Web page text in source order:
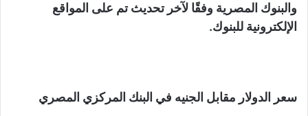
والبنوك المصرية وفقًا لآخر تحديث تم على المواقع
الإلكترونية للبنوك.
سعر الدولار مقابل الجنيه في البنك المركزي المصري